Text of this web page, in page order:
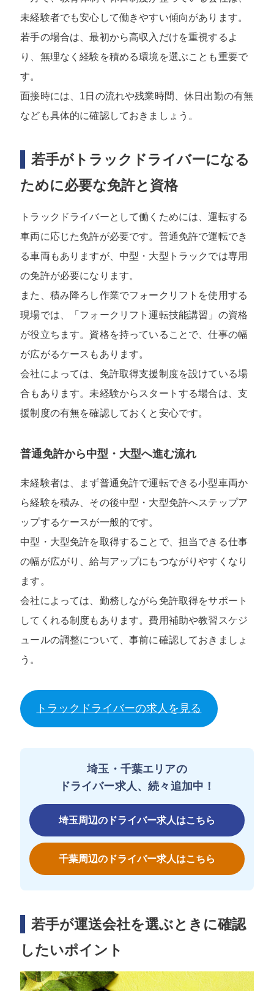
未経験者でも安心して働きやすい傾向があります。
若手の場合は、最初から高収入だけを重視するよ
り、無理なく経験を積める環境を選ぶことも重要で
す。
面接時には、1日の流れや残業時間、休日出勤の有無
なども具体的に確認しておきましょう。
若手がトラックドライバーになる
ために必要な免許と資格
トラックドライバーとして働くためには、運転する
車両に応じた免許が必要です。普通免許で運転でき
る車両もありますが、中型・大型トラックでは専用
の免許が必要になります。
また、積み降ろし作業でフォークリフトを使用する
現場では、「フォークリフト運転技能講習」の資格
が役立ちます。資格を持っていることで、仕事の幅
が広がるケースもあります。
会社によっては、免許取得支援制度を設けている場
合もあります。未経験からスタートする場合は、支
援制度の有無を確認しておくと安心です。
普通免許から中型・大型へ進む流れ
未経験者は、まず普通免許で運転できる小型車両か
ら経験を積み、その後中型・大型免許へステップア
ップするケースが一般的です。
中型・大型免許を取得することで、担当できる仕事
の幅が広がり、給与アップにもつながりやすくなり
ます。
会社によっては、勤務しながら免許取得をサポート
してくれる制度もあります。費用補助や教習スケジ
ュールの調整について、事前に確認しておきましょ
う。
トラックドライバーの求人を見る
埼玉・千葉エリアの
ドライバー求人、続々追加中！
埼玉周辺のドライバー求人はこちら
千葉周辺のドライバー求人はこちら
若手が運送会社を選ぶときに確認
したいポイント